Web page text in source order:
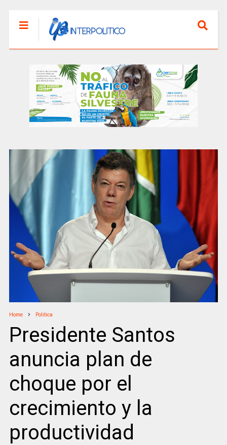
Home Politica
Presidente Santos
anuncia plan de
choque por el
crecimiento y la
productividad